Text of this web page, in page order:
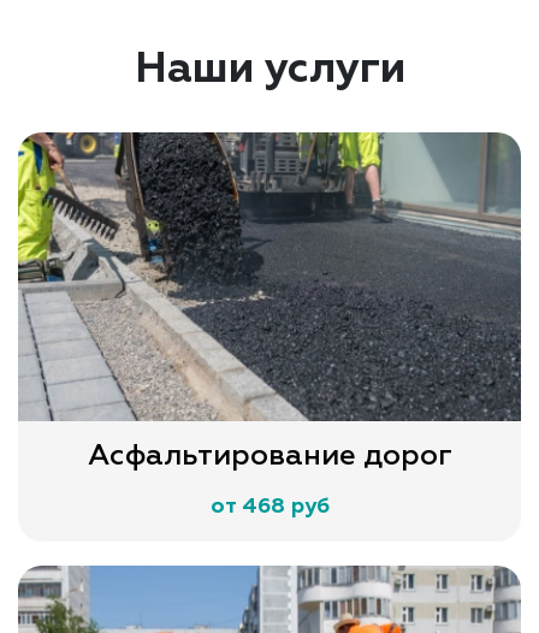
Наши услуги
Асфальтирование дорог
от 468 руб